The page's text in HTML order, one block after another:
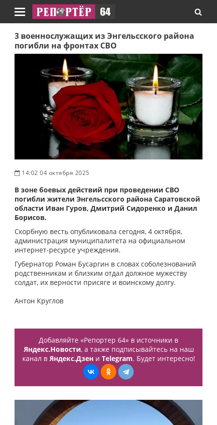
Навигация
3 военнослужащих из Энгельсского района
погибли на фронтах СВО
14:02 04 октября 2025
В зоне боевых действий при проведении СВО
погибли жители Энгельсского района Саратовской
области Иван Гуров, Дмитрий Сидоренко и Данил
Борисов.
Скорбную весть опубликовала сегодня, 4 октября,
администрация муниципалитета на официальном
интернет-ресурсе учреждения.
Губернатор Роман Бусаргин в словах соболезнований
родственникам и близким отдал должное мужеству
солдат, их верности присяге и воинскому долгу.
Антон Круглов
Добавляйте «Репортер 64» в источники в
Яндекс.Новости, а также подписывайтесь на наш
канал в Яндекс.Дзени Telegram. Будет интересно!